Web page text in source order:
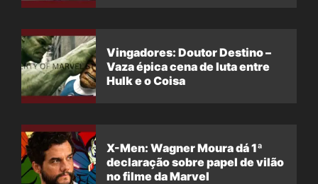
Vingadores: Doutor Destino –
Vaza épica cena de luta entre
Hulk e o Coisa
X-Men: Wagner Moura dá 1ª
declaração sobre papel de vilão
no filme da Marvel